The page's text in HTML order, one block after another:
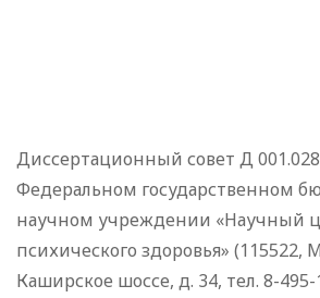
Диссертационный совет Д
Федеральном государственном
научном учреждении «Научный
психического здоровья» (115522,
Каширское шоссе, д. 34, тел. 8-495-